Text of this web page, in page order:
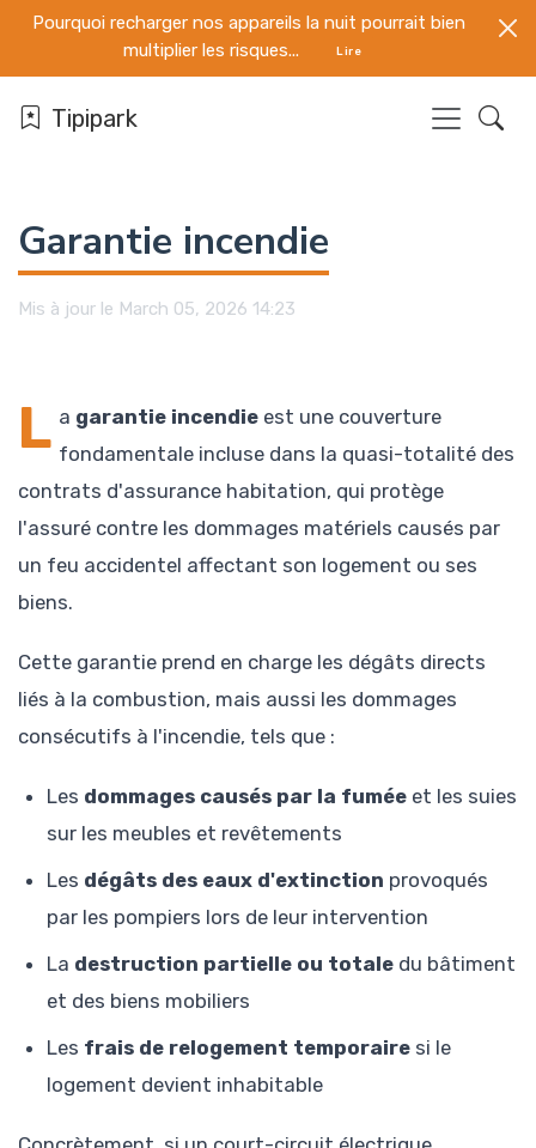
Pourquoi recharger nos appareils la nuit pourrait bien
multiplier les risques...
Lire
Tipipark
Garantie incendie
Mis à jour le March 05, 2026 14:23
L a garantie incendie est une couverture
fondamentale incluse dans la quasi-totalité des
contrats d'assurance habitation, qui protège
l'assuré contre les dommages matériels causés par
un feu accidentel affectant son logement ou ses
biens.
Cette garantie prend en charge les dégâts directs
liés à la combustion, mais aussi les dommages
consécutifs à l'incendie, tels que :
Les dommages causés par la fumée et les suies
sur les meubles et revêtements
Les dégâts des eaux d'extinction provoqués
par les pompiers lors de leur intervention
La destruction partielle ou totale du bâtiment
et des biens mobiliers
Les frais de relogement temporaire si le
logement devient inhabitable